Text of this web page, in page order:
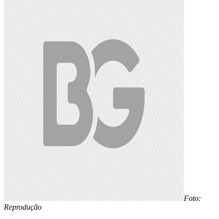
Foto:
Reprodução